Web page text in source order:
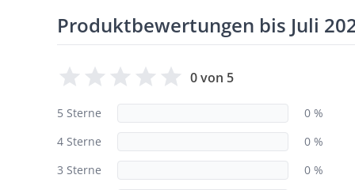
Produktbewertungen bis Juli
0 von 5
5 Sterne
0 %
4 Sterne
0 %
3 Sterne
0 %